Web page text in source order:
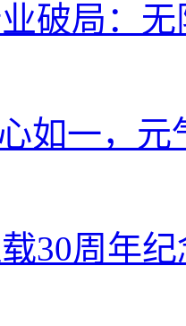
破局：
如一，
30周年